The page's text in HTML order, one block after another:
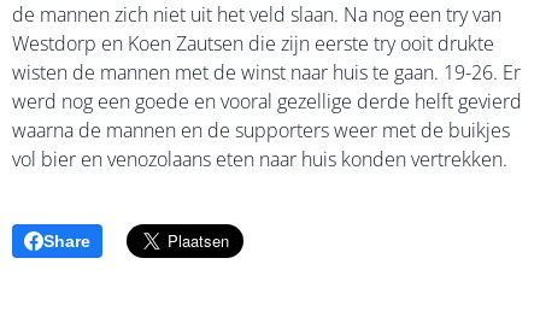
de mannen zich niet uit het veld slaan. Na nog een try van
Westdorp en Koen Zautsen die zijn eerste try ooit drukte
wisten de mannen met de winst naar huis te gaan. 19-26. Er
werd nog een goede en vooral gezellige derde helft gevierd
waarna de mannen en de supporters weer met de buikjes
vol bier en venozolaans eten naar huis konden vertrekken.
Share